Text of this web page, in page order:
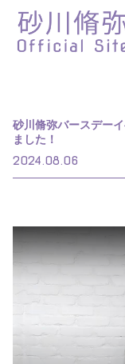
砂川脩弥バースデー
ました！
2024.08.06